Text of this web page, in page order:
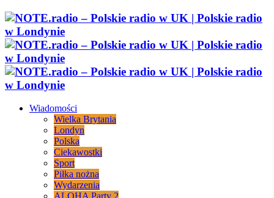
Wiadomości
Wielka Brytania
Londyn
Polska
Ciekawostki
Sport
Piłka nożna
Wydarzenia